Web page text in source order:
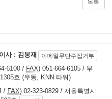
목록
이메일무단수집거부
사 : 김봉재
6100 / FAX) 051-664-6105 / 부
호 (우동, KNN 타워)
/ FAX) 02-323-0829 / 서울특별시